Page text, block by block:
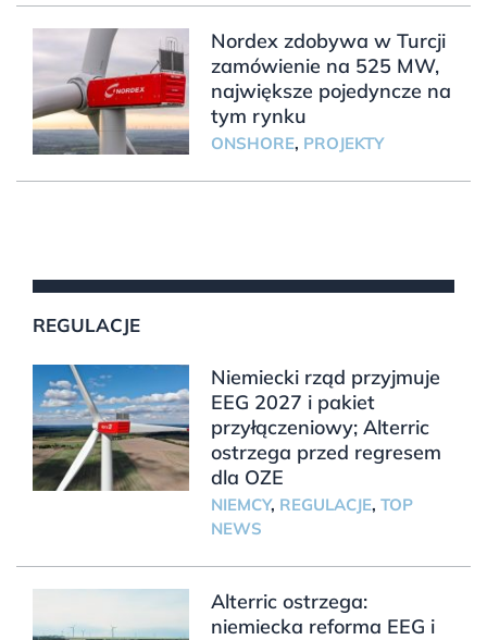
Nordex zdobywa w Turcji
zamówienie na 525 MW,
największe pojedyncze na
tym rynku
ONSHORE, PROJEKTY
REGULACJE
Niemiecki rząd przyjmuje
EEG 2027 i pakiet
przyłączeniowy; Alterric
ostrzega przed regresem
dla OZE
NIEMCY, REGULACJE, TOP
NEWS
Alterric ostrzega:
niemiecka reforma EEG i